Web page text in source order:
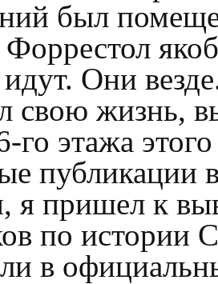
был
Форрестол
Они
свою жизнь,
го этажа
публикации
я пришел к
по истории
в